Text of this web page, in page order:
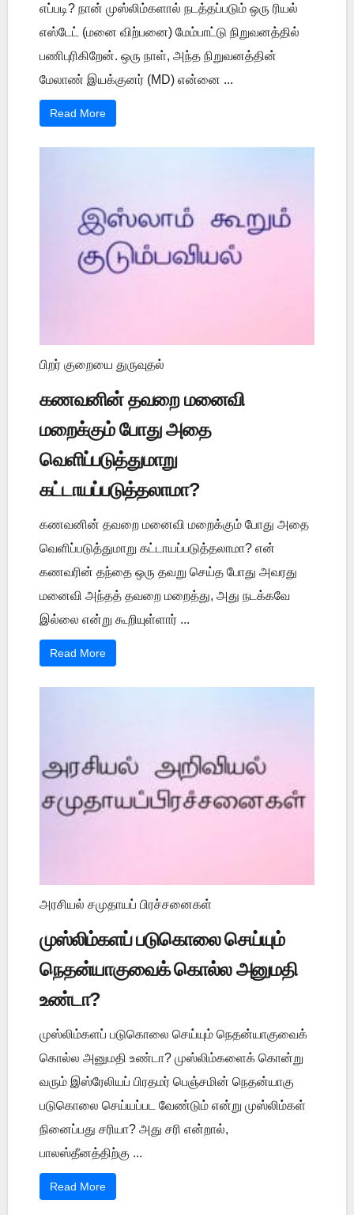
எப்படி? நான் முஸ்லிம்களால் நடத்தப்படும் ஒரு ரியல்
எஸ்டேட் (மனை விற்பனை) மேம்பாட்டு நிறுவனத்தில்
பணிபுரிகிறேன். ஒரு நாள், அந்த நிறுவனத்தின்
மேலாண் இயக்குனர் (MD) என்னை ...
Read More
பிறர் குறையை துருவுதல்
கணவனின் தவறை மனைவி
மறைக்கும் போது அதை
வெளிப்படுத்துமாறு
கட்டாயப்படுத்தலாமா?
கணவனின் தவறை மனைவி மறைக்கும் போது அதை
வெளிப்படுத்துமாறு கட்டாயப்படுத்தலாமா? என்
கணவரின் தந்தை ஒரு தவறு செய்த போது அவரது
மனைவி அந்தத் தவறை மறைத்து, அது நடக்கவே
இல்லை என்று கூறியுள்ளார் ...
Read More
அரசியல் சமுதாயப் பிரச்சனைகள்
முஸ்லிம்களப் படுகொலை செய்யும்
நெதன்யாகுவைக் கொல்ல அனுமதி
உண்டா?
முஸ்லிம்களப் படுகொலை செய்யும் நெதன்யாகுவைக்
கொல்ல அனுமதி உண்டா? முஸ்லிம்களைக் கொன்று
வரும் இஸ்ரேலியப் பிரதமர் பெஞ்சமின் நெதன்யாகு
படுகொலை செய்யப்பட வேண்டும் என்று முஸ்லிம்கள்
நினைப்பது சரியா? அது சரி என்றால்,
பாலஸ்தீனத்திற்கு ...
Read More